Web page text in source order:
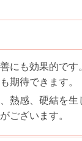
にも効果的です
期待できます。
感、硬結を生
ございます。